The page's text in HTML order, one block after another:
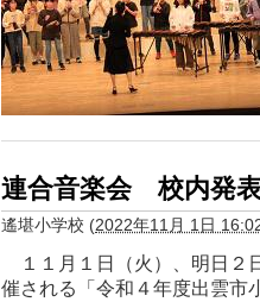
連合音楽会 校内発
遙堪小学校 (2022年11月 1日
１１月１日（火）、明日２
催される「令和４年度出雲市